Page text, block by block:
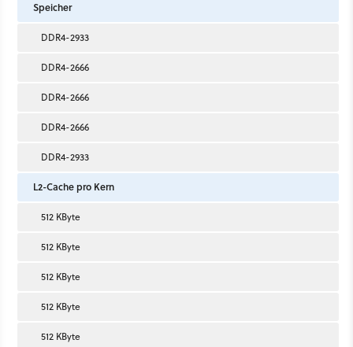
Speicher
DDR4-2933
DDR4-2666
DDR4-2666
DDR4-2666
DDR4-2933
L2-Cache pro Kern
512 KByte
512 KByte
512 KByte
512 KByte
512 KByte